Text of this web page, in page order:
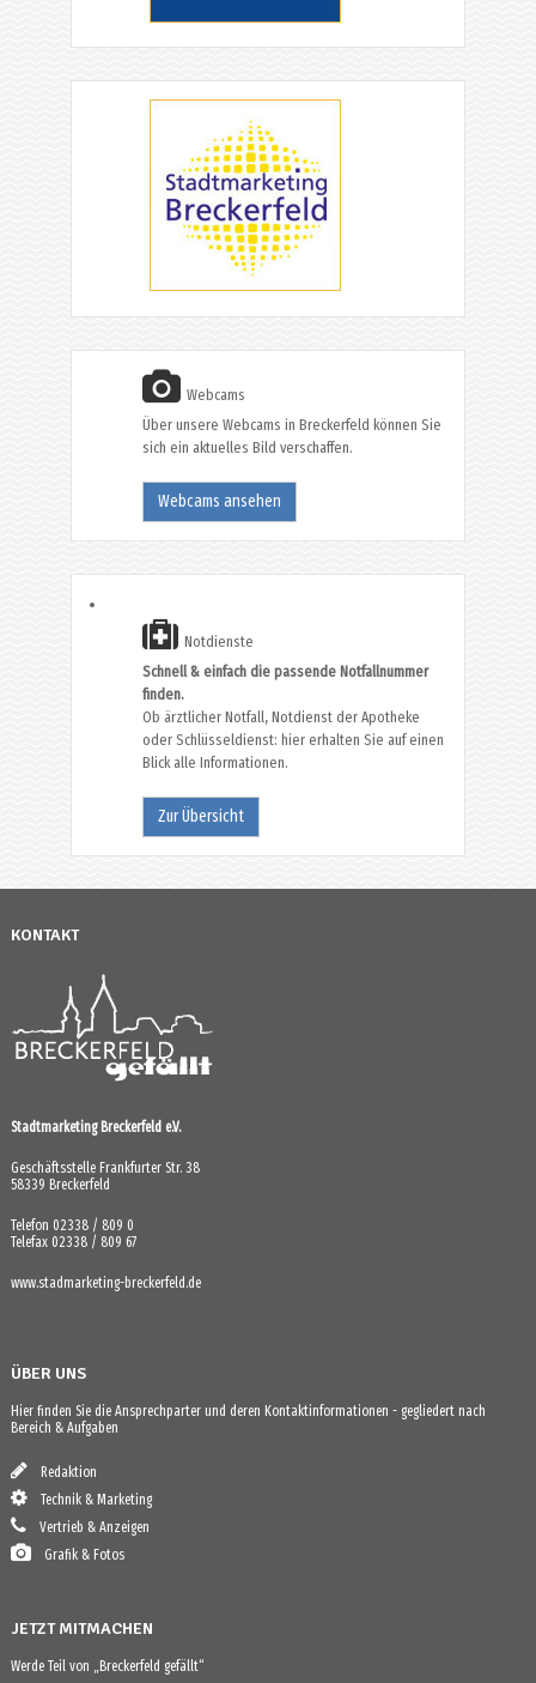
Webcams
Über unsere Webcams in Breckerfeld können Sie
sich ein aktuelles Bild verschaffen.
Webcams ansehen
Notdienste
Schnell & einfach die passende Notfallnummer
finden.
Ob ärztlicher Notfall, Notdienst der Apotheke
oder Schlüsseldienst: hier erhalten Sie auf einen
Blick alle Informationen.
Zur Übersicht
KONTAKT
Stadtmarketing Breckerfeld e.V.
Geschäftsstelle Frankfurter Str. 38
58339 Breckerfeld
Telefon 02338 / 809 0
Telefax 02338 / 809 67
www.stadmarketing-breckerfeld.de
ÜBER UNS
Hier finden Sie die Ansprechparter und deren Kontaktinformationen - gegliedert nach
Bereich & Aufgaben
Redaktion
Technik & Marketing
Vertrieb & Anzeigen
Grafik & Fotos
JETZT MITMACHEN
Werde Teil von „Breckerfeld gefällt“